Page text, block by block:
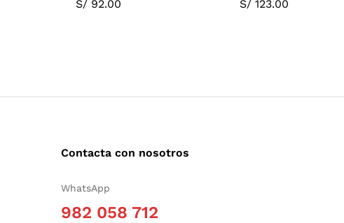
S/ 92.00 S/ 123.00
Contacta con nosotros
WhatsApp
982 058 712